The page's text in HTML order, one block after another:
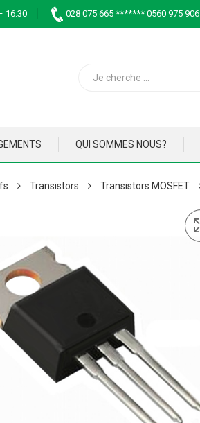
16:30 028 075 665 ******* 0560 975 906
QUI SOMMES NOUS?
Transistors Transistors MOSFET